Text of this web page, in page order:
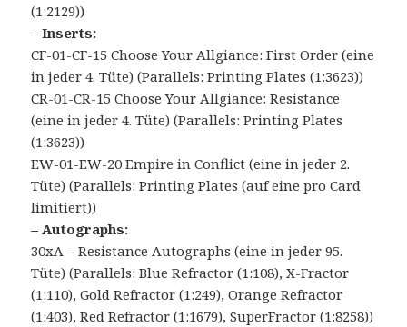
(1:2129))
– Inserts:
CF-01-CF-15 Choose Your Allgiance: First Order (eine
in jeder 4. Tüte) (Parallels: Printing Plates (1:3623))
CR-01-CR-15 Choose Your Allgiance: Resistance
(eine in jeder 4. Tüte) (Parallels: Printing Plates
(1:3623))
EW-01-EW-20 Empire in Conflict (eine in jeder 2.
Tüte) (Parallels: Printing Plates (auf eine pro Card
limitiert))
– Autographs:
30xA – Resistance Autographs (eine in jeder 95.
Tüte) (Parallels: Blue Refractor (1:108), X-Fractor
(1:110), Gold Refractor (1:249), Orange Refractor
(1:403), Red Refractor (1:1679), SuperFractor (1:8258))